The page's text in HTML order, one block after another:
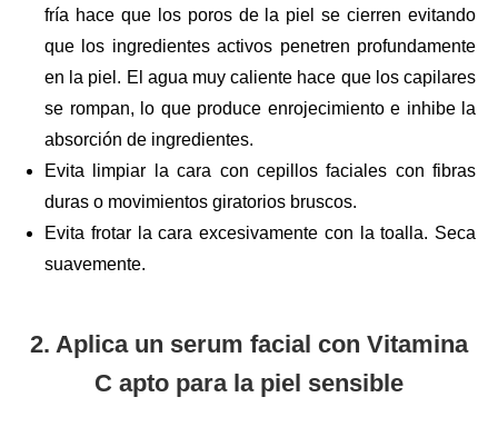
fría hace que los poros de la piel se cierren evitando
que los ingredientes activos penetren profundamente
en la piel. El agua muy caliente hace que los capilares
se rompan, lo que produce enrojecimiento e inhibe la
absorción de ingredientes.
Evita limpiar la cara con cepillos faciales con fibras
duras o movimientos giratorios bruscos.
Evita frotar la cara excesivamente con la toalla. Seca
suavemente.
2. Aplica un serum facial con Vitamina
C apto para la piel sensible